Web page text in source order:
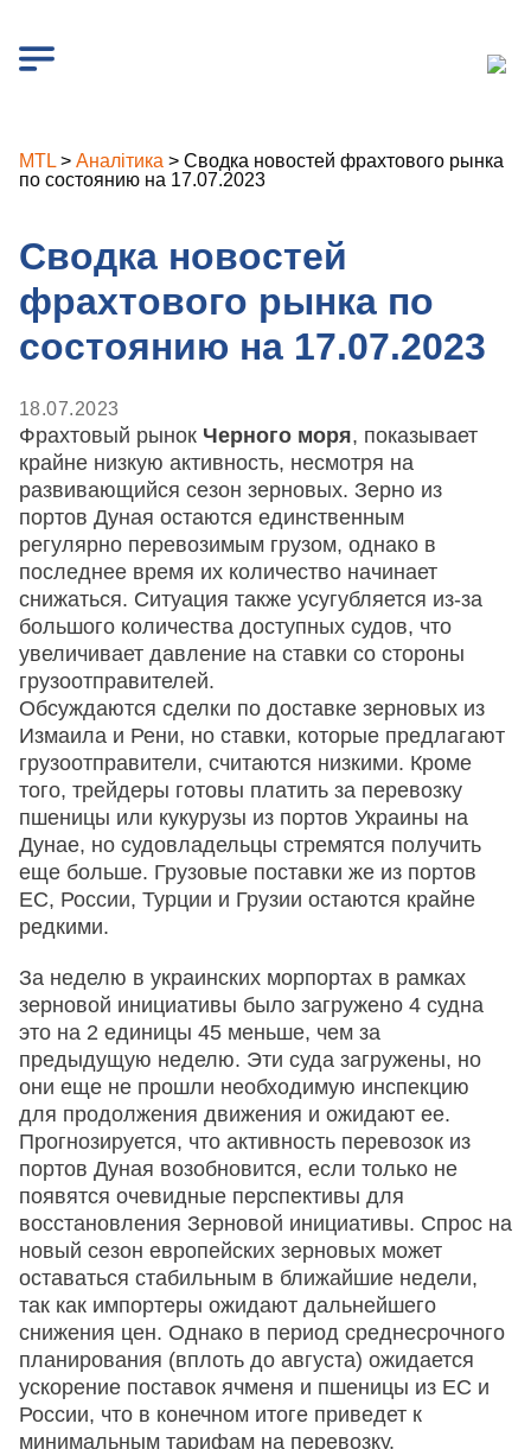
MTL > Аналітика > Сводка новостей фрахтового рынка
по состоянию на 17.07.2023
Сводка новостей
фрахтового рынка по
состоянию на 17.07.2023
18.07.2023
Фрахтовый рынок Черного моря, показывает
крайне низкую активность, несмотря на
развивающийся сезон зерновых. Зерно из
портов Дуная остаются единственным
регулярно перевозимым грузом, однако в
последнее время их количество начинает
снижаться. Ситуация также усугубляется из-за
большого количества доступных судов, что
увеличивает давление на ставки со стороны
грузоотправителей.
Обсуждаются сделки по доставке зерновых из
Измаила и Рени, но ставки, которые предлагают
грузоотправители, считаются низкими. Кроме
того, трейдеры готовы платить за перевозку
пшеницы или кукурузы из портов Украины на
Дунае, но судовладельцы стремятся получить
еще больше. Грузовые поставки же из портов
ЕС, России, Турции и Грузии остаются крайне
редкими.
За неделю в украинских морпортах в рамках
зерновой инициативы было загружено 4 судна
это на 2 единицы 45 меньше, чем за
предыдущую неделю. Эти суда загружены, но
они еще не прошли необходимую инспекцию
для продолжения движения и ожидают ее.
Прогнозируется, что активность перевозок из
портов Дуная возобновится, если только не
появятся очевидные перспективы для
восстановления Зерновой инициативы. Спрос на
новый сезон европейских зерновых может
оставаться стабильным в ближайшие недели,
так как импортеры ожидают дальнейшего
снижения цен. Однако в период среднесрочного
планирования (вплоть до августа) ожидается
ускорение поставок ячменя и пшеницы из ЕС и
России, что в конечном итоге приведет к
минимальным тарифам на перевозку.